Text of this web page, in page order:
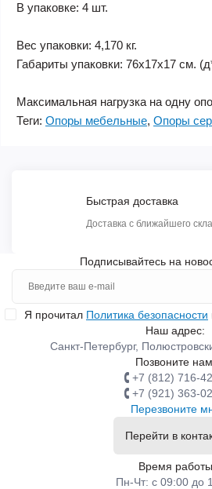
В упаковке: 4 шт.
Вес упаковки: 4,170 кг.
Габариты упаковки: 76х17х17 см.
Максимальная нагрузка на одну
Теги: Опоры мебельные, Опоры
Быстрая доставка
Доставка с ближайшего
Подписывайтесь на
Я прочитал Политика безопасности
Наш адрес:
Санкт-Петербург,
Позвоните
+7 (812) 716-
+7 (921) 363-
Перезвоните
Перейти в
Время работы
Пн-Чт: с 09:00 до